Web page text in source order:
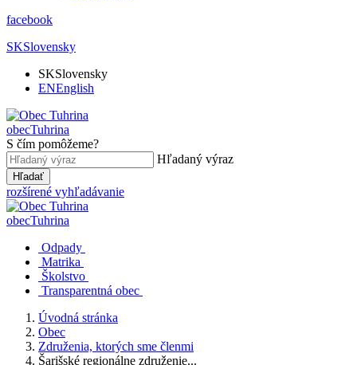
facebook
SKSlovensky
SKSlovensky
ENEnglish
obecTuhrina
S čím pomôžeme?
Hľadaný výraz
Hľadať
rozšírené vyhľadávanie
obecTuhrina
Odpady
Matrika
Školstvo
Transparentná obec
Úvodná stránka
Obec
Združenia, ktorých sme členmi
Šarišské regionálne združenie...